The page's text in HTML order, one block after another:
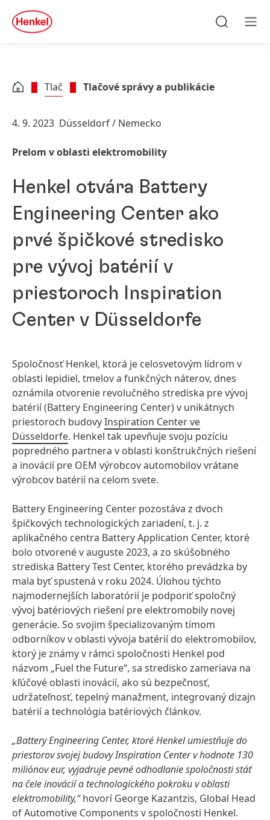
Skip to footer
quick
search
Tlač Tlačové správy a publikácie
4. 9. 2023 Düsseldorf / Nemecko
Prelom v oblasti elektromobility
Henkel otvára Battery
Engineering Center ako
prvé špičkové stredisko
pre vývoj batérií v
priestoroch Inspiration
Center v Düsseldorfe
Spoločnosť Henkel, ktorá je celosvetovým lídrom v
oblasti lepidiel, tmelov a funkčných náterov, dnes
oznámila otvorenie revolučného strediska pre vývoj
batérií (Battery Engineering Center) v unikátnych
priestoroch budovyInspiration Center ve
Düsseldorfe. Henkel tak upevňuje svoju pozíciu
popredného partnera v oblasti konštrukčných riešení
a inovácií pre OEM výrobcov automobilov vrátane
výrobcov batérií na celom svete.
Battery Engineering Center pozostáva z dvoch
špičkových technologických zariadení, t. j. z
aplikačného centra Battery Application Center, ktoré
bolo otvorené v auguste 2023, a zo skúšobného
strediska Battery Test Center, ktorého prevádzka by
mala byť spustená v roku 2024. Úlohou týchto
najmodernejších laboratórií je podporiť spoločný
vývoj batériových riešení pre elektromobily novej
generácie. So svojim špecializovaným tímom
odborníkov v oblasti vývoja batérií do elektromobilov,
ktorý je známy v rámci spoločnosti Henkel pod
názvom „Fuel the Future“, sa stredisko zameriava na
kľúčové oblasti inovácií, ako sú bezpečnosť,
udržateľnosť, tepelný manažment, integrovaný dizajn
batérií a technológia batériových článkov.
„Battery Engineering Center, ktoré Henkel umiestňuje do
priestorov svojej budovy Inspiration Center v hodnote 130
miliónov eur, vyjadruje pevné odhodlanie spoločnosti stáť
na čele inovácií a technologického pokroku v oblasti
elektromobility,“hovorí George Kazantzis, Global Head
of Automotive Components v spoločnosti Henkel.